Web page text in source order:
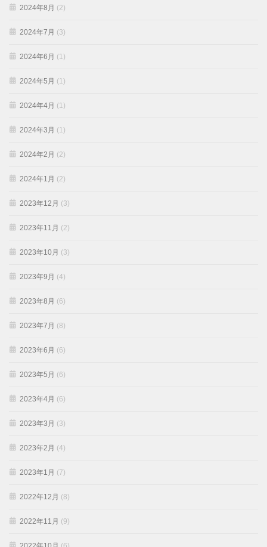
2024年8月 (2)
2024年7月 (3)
2024年6月 (1)
2024年5月 (1)
2024年4月 (1)
2024年3月 (1)
2024年2月 (2)
2024年1月 (2)
2023年12月 (3)
2023年11月 (2)
2023年10月 (3)
2023年9月 (4)
2023年8月 (6)
2023年7月 (8)
2023年6月 (6)
2023年5月 (6)
2023年4月 (6)
2023年3月 (3)
2023年2月 (4)
2023年1月 (7)
2022年12月 (8)
2022年11月 (9)